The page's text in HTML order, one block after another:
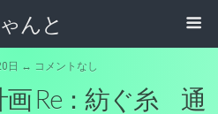
んと
日 ↔ コメントなし
画 Re：紡ぐ糸 通